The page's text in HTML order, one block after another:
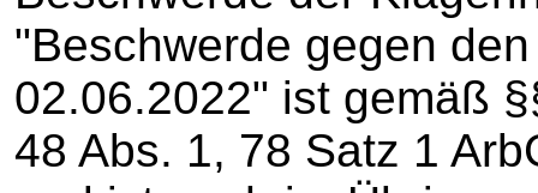
"Beschwerde gegen
02.06.2022" ist gemäß
48 Abs. 1, 78 Satz 1